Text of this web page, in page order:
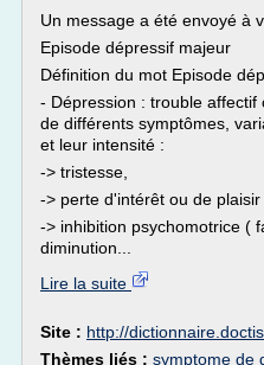
Un message a été envoyé à
Episode dépressif majeur
Définition du mot Episode
- Dépression : trouble
de différents symptômes,
et leur intensité :
-> tristesse,
-> perte d'intérêt ou de plaisir
-> inhibition psychomotrice (
diminution...
Lire la suite
Site : http://
Thèmes liés : symptome de